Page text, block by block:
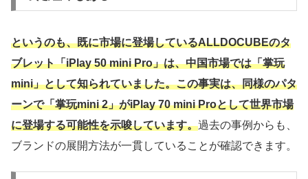
というのも、既に市場に登場しているALLDOCUBEのタ
ブレット「iPlay 50 mini Pro」は、中国市場では「掌玩
mini」として知られていました。この事実は、同様のパタ
ーンで「掌玩mini 2」がiPlay 70 mini Proとして世界市場
に登場する可能性を示唆しています。過去の事例からも、
ブランドの展開方法が一貫していることが確認できます。